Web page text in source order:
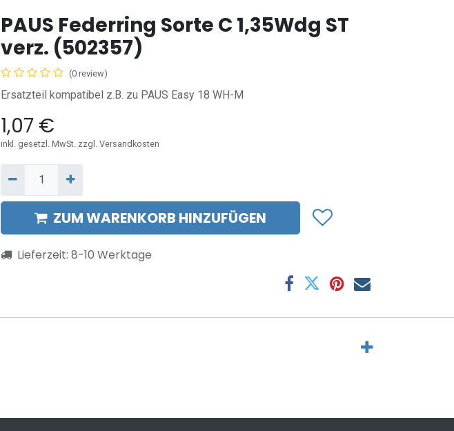
PAUS Federring Sorte C 1,35Wdg ST
verz. (502357)
(0 review)
Ersatzteil kompatibel z.B. zu PAUS Easy 18 WH-M
1,07 €
inkl. gesetzl. MwSt. zzgl. Versandkosten
ZUM WARENKORB HINZUFÜGEN
Lieferzeit: 8-10 Werktage